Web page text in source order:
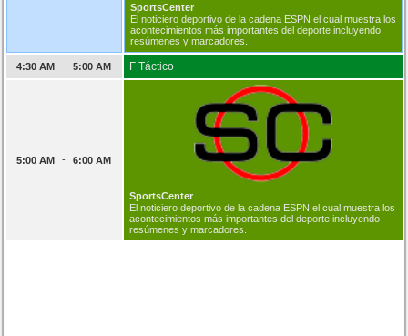
SportsCenter
El noticiero deportivo de la cadena ESPN el cual muestra los
acontecimientos más importantes del deporte incluyendo
resúmenes y marcadores.
4:30 AM - 5:00 AM F Táctico
5:00 AM - 6:00 AM
SportsCenter
El noticiero deportivo de la cadena ESPN el cual muestra los
acontecimientos más importantes del deporte incluyendo
resúmenes y marcadores.